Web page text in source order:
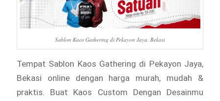
Sablon Kaos Gathering di Pekayon Jaya, Bekasi
Tempat Sablon Kaos Gathering di Pekayon Jaya,
Bekasi online dengan harga murah, mudah &
praktis. Buat Kaos Custom Dengan Desainmu